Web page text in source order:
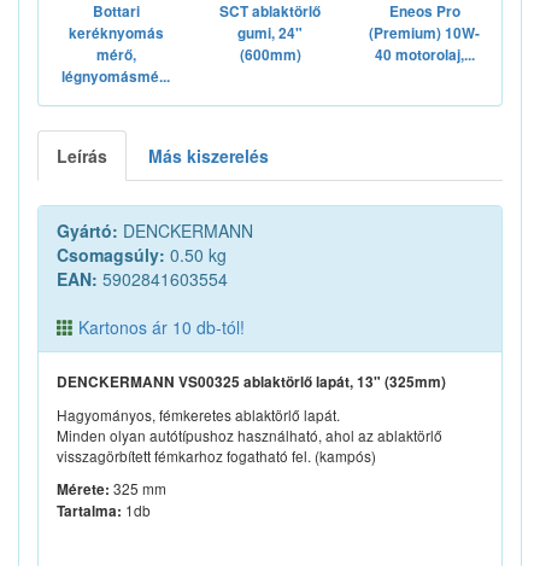
Bottari
keréknyomás
mérő,
légnyomásmé...
SCT ablaktörlő
gumi, 24"
(600mm)
Eneos Pro
(Premium) 10W-
40 motorolaj,...
Leírás Más kiszerelés
Gyártó: DENCKERMANN
Csomagsúly: 0.50 kg
EAN: 5902841603554
Kartonos ár 10 db-tól!
DENCKERMANN VS00325 ablaktörlő lapát, 13" (325mm)
Hagyományos, fémkeretes ablaktörlő lapát.
Minden olyan autótípushoz használható, ahol az ablaktörlő
visszagörbített fémkarhoz fogatható fel. (kampós)
Mérete: 325 mm
Tartalma: 1db